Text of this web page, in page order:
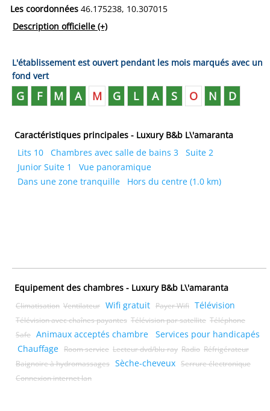
Les coordonnées 46.175238, 10.307015
Description officielle (+)
L'établissement est ouvert pendant les mois marqués avec un
fond vert
G F M A M G L A S O N D
Caractéristiques principales - Luxury B&b L\'amaranta
Lits 10
Chambres avec salle de bains 3
Suite 2
Junior Suite 1
Vue panoramique
Dans une zone tranquille
Hors du centre (1.0 km)
Equipement des chambres - Luxury B&b L\'amaranta
Climatisation Ventilateur Wifi gratuit Payer Wifi Télévision
Télévision avec chaînes payantes Télévision par satellite Téléphone
Safe Animaux acceptés chambre
Services pour handicapés
Chauffage Room service Lecteur dvd/blu-ray Radio Réfrigérateur
Baignoire à hydromassages Sèche-cheveux Serrure électronique
Connexion internet lan